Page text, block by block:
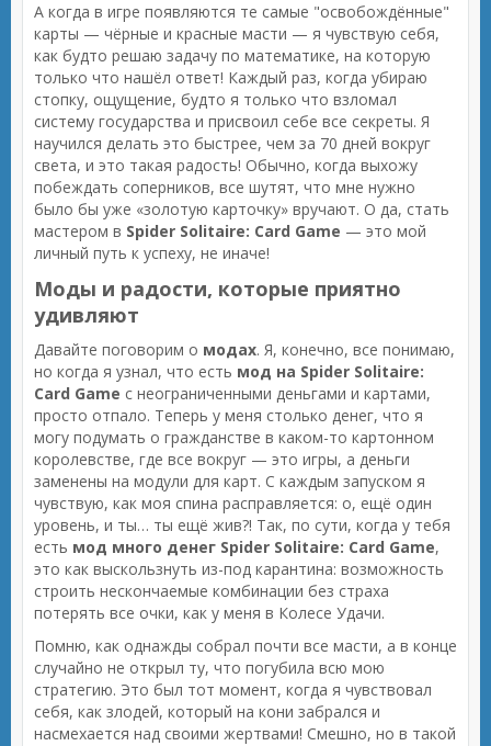
А когда в игре появляются те самые "освобождённые"
карты — чёрные и красные масти — я чувствую себя,
как будто решаю задачу по математике, на которую
только что нашёл ответ! Каждый раз, когда убираю
стопку, ощущение, будто я только что взломал
систему государства и присвоил себе все секреты. Я
научился делать это быстрее, чем за 70 дней вокруг
света, и это такая радость! Обычно, когда выхожу
побеждать соперников, все шутят, что мне нужно
было бы уже «золотую карточку» вручают. О да, стать
мастером в Spider Solitaire: Card Game — это мой
личный путь к успеху, не иначе!
Моды и радости, которые приятно
удивляют
Давайте поговорим о модах. Я, конечно, все понимаю,
но когда я узнал, что есть мод на Spider Solitaire:
Card Game с неограниченными деньгами и картами,
просто отпало. Теперь у меня столько денег, что я
могу подумать о гражданстве в каком-то картонном
королевстве, где все вокруг — это игры, а деньги
заменены на модули для карт. С каждым запуском я
чувствую, как моя спина расправляется: о, ещё один
уровень, и ты… ты ещё жив?! Так, по сути, когда у тебя
есть мод много денег Spider Solitaire: Card Game,
это как выскользнуть из-под карантина: возможность
строить нескончаемые комбинации без страха
потерять все очки, как у меня в Колесе Удачи.
Помню, как однажды собрал почти все масти, а в конце
случайно не открыл ту, что погубила всю мою
стратегию. Это был тот момент, когда я чувствовал
себя, как злодей, который на кони забрался и
насмехается над своими жертвами! Смешно, но в такой